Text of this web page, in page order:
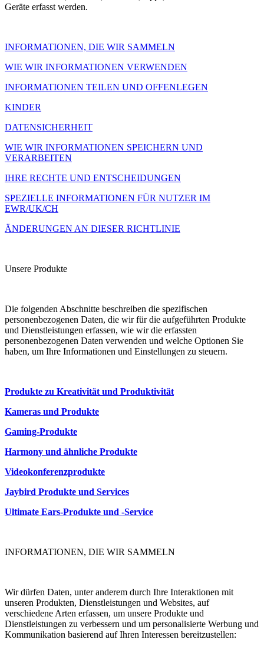
Geräte erfasst werden.
INFORMATIONEN, DIE WIR SAMMELN
WIE WIR INFORMATIONEN VERWENDEN
INFORMATIONEN TEILEN UND OFFENLEGEN
KINDER
DATENSICHERHEIT
WIE WIR INFORMATIONEN SPEICHERN UND
VERARBEITEN
IHRE RECHTE UND ENTSCHEIDUNGEN
SPEZIELLE INFORMATIONEN FÜR NUTZER IM
EWR/UK/CH
ÄNDERUNGEN AN DIESER RICHTLINIE
Unsere Produkte
Die folgenden Abschnitte beschreiben die spezifischen
personenbezogenen Daten, die wir für die aufgeführten Produkte
und Dienstleistungen erfassen, wie wir die erfassten
personenbezogenen Daten verwenden und welche Optionen Sie
haben, um Ihre Informationen und Einstellungen zu steuern.
Produkte zu Kreativität und Produktivität
Kameras und Produkte
Gaming-Produkte
Harmony und ähnliche Produkte
Videokonferenzprodukte
Jaybird Produkte und Services
Ultimate Ears-Produkte und -Service
INFORMATIONEN, DIE WIR SAMMELN
Wir dürfen Daten, unter anderem durch Ihre Interaktionen mit
unseren Produkten, Dienstleistungen und Websites, auf
verschiedene Arten erfassen, um unsere Produkte und
Dienstleistungen zu verbessern und um personalisierte Werbung und
Kommunikation basierend auf Ihren Interessen bereitzustellen: